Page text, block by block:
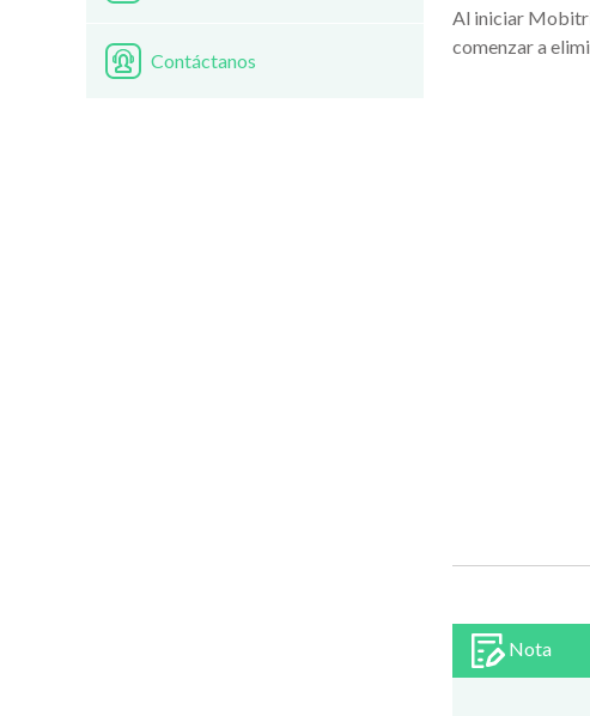
Contáctanos
Al iniciar
comenzar a
Nota